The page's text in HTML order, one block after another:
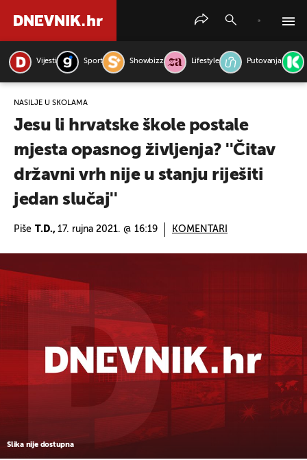
Vijesti Sport Showbizz Lifestyle Putovanja
NASILJE U ŠKOLAMA
Jesu li hrvatske škole postale
mjesta opasnog življenja? ''Čitav
državni vrh nije u stanju riješiti
jedan slučaj''
Piše T.D., 17. rujna 2021. @ 16:19 KOMENTARI
Slika nije dostupna
PRETRAŽITE VIJESTI